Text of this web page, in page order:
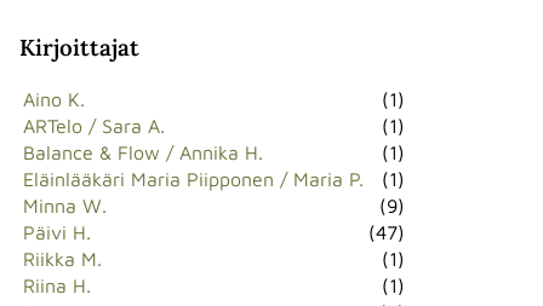
Kirjoittajat
Aino K.
(1)
ARTelo / Sara A.
(1)
Balance & Flow / Annika H.
(1)
Eläinlääkäri Maria Piipponen / Maria P.
(1)
Minna W.
(9)
Päivi H.
(47)
Riikka M.
(1)
Riina H.
(1)